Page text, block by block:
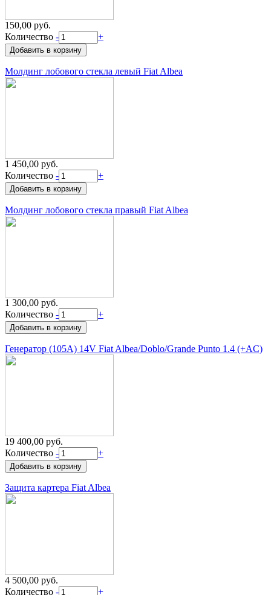
150,00 руб.
Количество - +
Молдинг лобового стекла левый Fiat Albea
1 450,00 руб.
Количество - +
Молдинг лобового стекла правый Fiat Albea
1 300,00 руб.
Количество - +
Генератор (105А) 14V Fiat Albea/Doblo/Grande Punto 1.4 (+AC)
19 400,00 руб.
Количество - +
Защита картера Fiat Albea
4 500,00 руб.
Количество - +